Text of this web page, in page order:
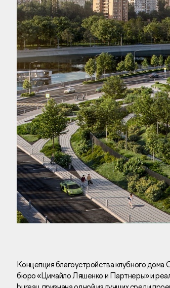
Жилая недвижимость
Коммерческая
О компании
Инвесторам
Брокерам
Тендеры
Раскрытие информации
Правовая информация
Отдел продаж
Концепция благоустройства клубного дома
бюро «Цимайло Ляшенко и Партнеры» и